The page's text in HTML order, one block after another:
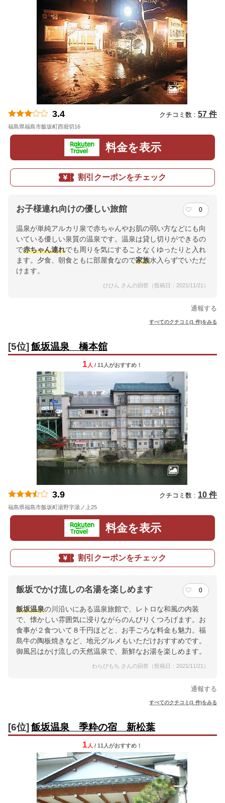
3.4 クチコミ数 : 57 件
福島県福島市飯坂町西堀切16
料金を表示
割引クーポンをチェック
お子様連れ向けの優しい旅館 0
温泉が単純アルカリ泉で赤ちゃんやお肌の弱い方などにも向
いている優しい泉質の温泉です。温泉は貸し切りができるの
で赤ちゃん連れでも周りを気にすることなくゆったりと入れ
ます。夕食、朝食ともに部屋食なので家族水入らずでいただ
けます。
ひひん さんの回答（投稿日：2021/11/21）
通報する
すべてのクチコミ(1 件)をみる
[5位] 飯坂温泉 橋本舘
1 人 / 11人がおすすめ！
3.9 クチコミ数 : 10 件
福島県福島市飯坂町湯野字湯ノ上25
料金を表示
割引クーポンをチェック
飯坂でかけ流しの名湯を楽しめます 0
飯坂温泉の川沿いにある温泉旅館で、レトロな和風の内装
で、懐かしい雰囲気に浸りながらのんびりくつろげます。お
食事が２食ついて８千円ほどと、お手ごろな料金も魅力。福
島牛の陶板焼きなど、地元グルメもいただけおすすめです。
御風呂はかけ流しの天然温泉で、新鮮なお湯を楽しめます。
わらびもち さんの回答（投稿日：2021/11/21）
通報する
すべてのクチコミ(1 件)をみる
[6位] 飯坂温泉 季粋の宿 新松葉
1 人 / 11人がおすすめ！